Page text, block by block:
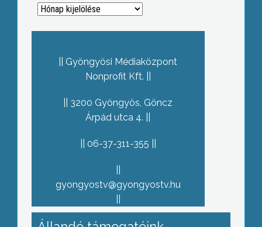
Archívum
Gyöngyösi Médiaközpont
Nonprofit Kft.
3200 Gyöngyös, Göncz
Árpád utca 4.
06-37-311-355
gyongyostv@gyongyostv.hu